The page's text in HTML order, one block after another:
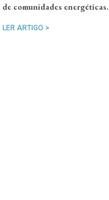
de comunidades energéticas.
LER ARTIGO >